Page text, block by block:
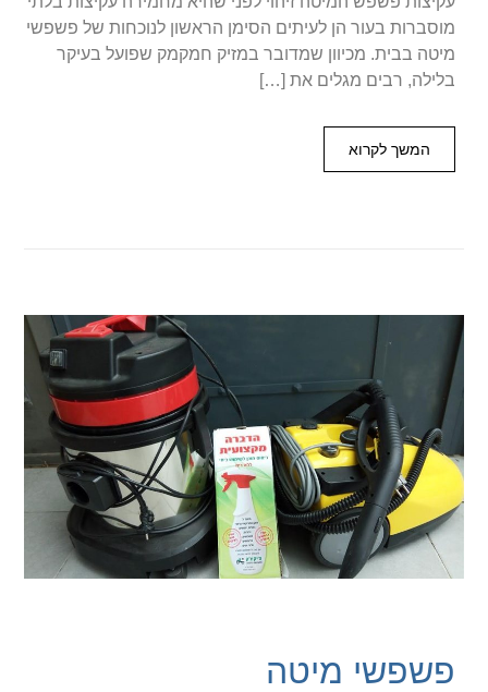
מוסברות בעור הן לעיתים הסימן הראשון לנוכחות של פשפשי
מיטה בבית. מכיוון שמדובר במזיק חמקמק שפועל בעיקר
בלילה, רבים מגלים את […]
המשך לקרוא
פשפשי מיטה